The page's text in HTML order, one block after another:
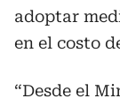
adoptar
en el costo
“Desde el